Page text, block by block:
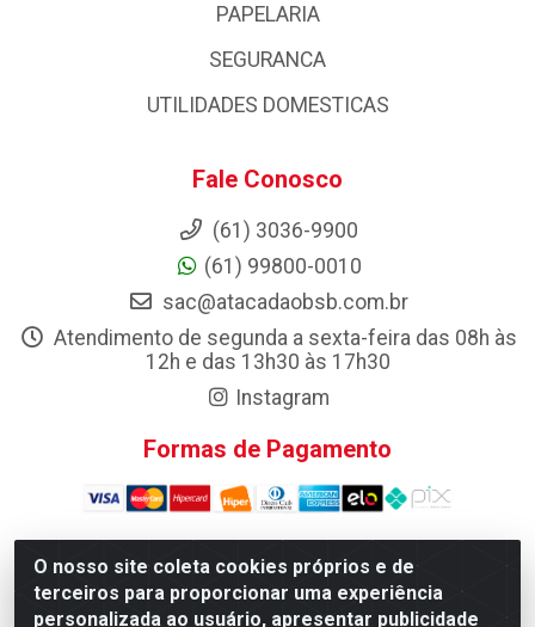
O nosso site coleta cookies próprios e de
terceiros para proporcionar uma experiência
personalizada ao usuário, apresentar publicidade
PAPELARIA
SEGURANCA
UTILIDADES DOMESTICAS
Fale Conosco
(61) 3036-9900
(61) 99800-0010
sac@atacadaobsb.com.br
Atendimento de segunda a sexta-feira das 08h às
12h e das 13h30 às 17h30
Instagram
Formas de Pagamento
Atacadao da Limpeza F. Pereira Queiroz Comercio e
Distribuicao LTDA - Quadra Qi 10 Lotes 39 e, 41 - Setor